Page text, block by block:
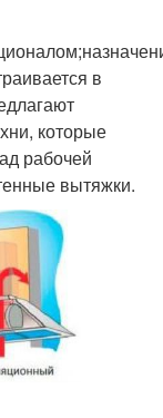
в
которые
рабочей
вытяжки.